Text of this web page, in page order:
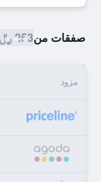
صفقات من253 ﷼
مزود